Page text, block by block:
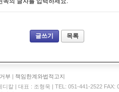
목록
부 | 책임한계와법적고지
칼 | 대표 : 조형욱 | TEL: 051-441-2522 FAX: